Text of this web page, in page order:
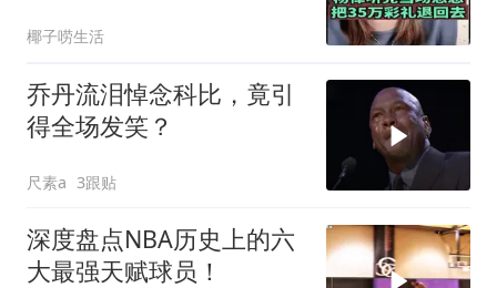
椰子唠生活
乔丹流泪悼念科比，竟引
得全场发笑？
尺素a 3跟贴
深度盘点NBA历史上的六
大最强天赋球员！